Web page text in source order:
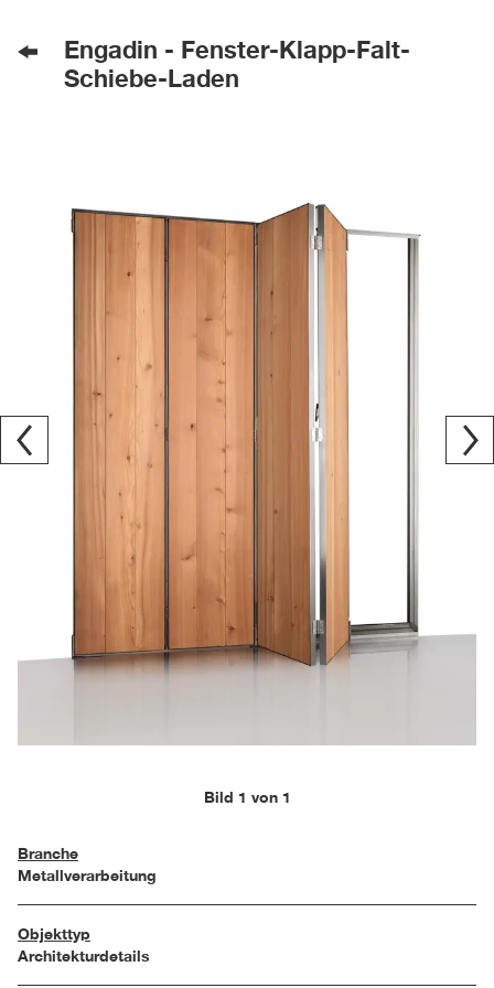
Engadin - Fenster-Klapp-Falt-
Schiebe-Laden
Bild 1 von 1
Branche
Metallverarbeitung
Objekttyp
Architekturdetails